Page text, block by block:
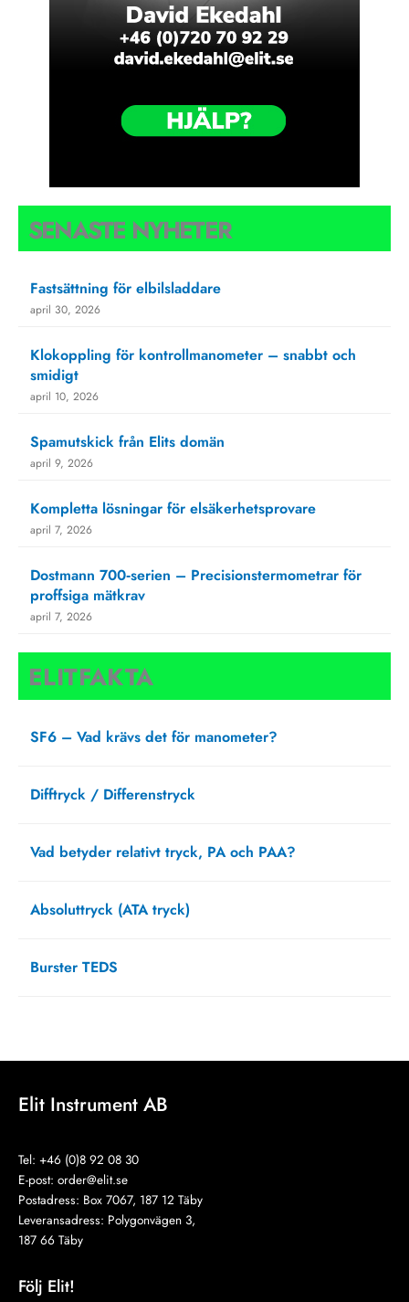
SENASTE NYHETER
Fastsättning för elbilsladdare
april 30, 2026
Klokoppling för kontrollmanometer – snabbt och
smidigt
april 10, 2026
Spamutskick från Elits domän
april 9, 2026
Kompletta lösningar för elsäkerhetsprovare
april 7, 2026
Dostmann 700‑serien – Precisionstermometrar för
proffsiga mätkrav
april 7, 2026
ELITFAKTA
SF6 – Vad krävs det för manometer?
Difftryck / Differenstryck
Vad betyder relativt tryck, PA och PAA?
Absoluttryck (ATA tryck)
Burster TEDS
Elit Instrument AB
Tel: +46 (0)8 92 08 30
E-post: order@elit.se
Postadress: Box 7067, 187 12 Täby
Leveransadress: Polygonvägen 3,
187 66 Täby
Följ Elit!